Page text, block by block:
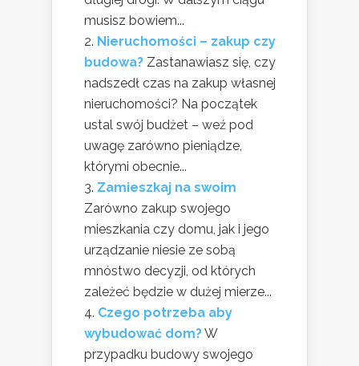
musisz bowiem...
Nieruchomości – zakup czy
budowa? Zastanawiasz się, czy
nadszedł czas na zakup własnej
nieruchomości? Na początek
ustal swój budżet – weź pod
uwagę zarówno pieniądze,
którymi obecnie...
Zamieszkaj na swoim
Zarówno zakup swojego
mieszkania czy domu, jak i jego
urządzanie niesie ze sobą
mnóstwo decyzji, od których
zależeć będzie w dużej mierze...
Czego potrzeba aby
wybudować dom?W
przypadku budowy swojego